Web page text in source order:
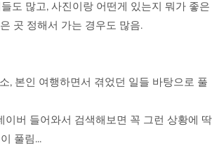
도 많고, 사진이랑 어떤게 있는지 뭐가 좋은
곳 정해서 가는 경우도 많음.
, 본인 여행하면서 겪었던 일들 바탕으로 풀
버 들어와서 검색해보면 꼭 그런 상황에 딱
풀림...